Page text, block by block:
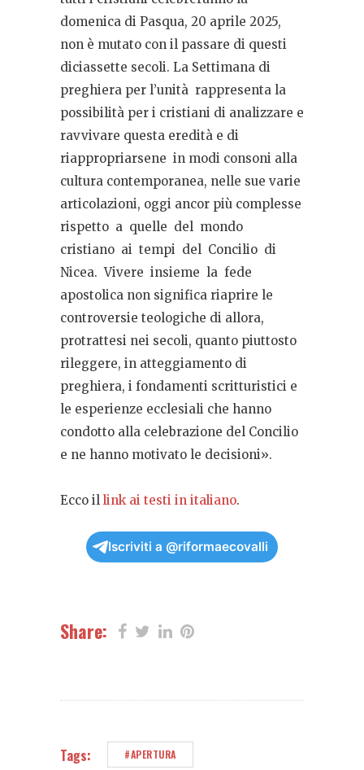
domenica di Pasqua, 20 aprile 2025,
non è mutato con il passare di questi
diciassette secoli. La Settimana di
preghiera per l’unità rappresenta la
possibilità per i cristiani di analizzare e
ravvivare questa eredità e di
riappropriarsene in modi consoni alla
cultura contemporanea, nelle sue varie
articolazioni, oggi ancor più complesse
rispetto a quelle del mondo
cristiano ai tempi del Concilio di
Nicea. Vivere insieme la fede
apostolica non significa riaprire le
controversie teologiche di allora,
protrattesi nei secoli, quanto piuttosto
rileggere, in atteggiamento di
preghiera, i fondamenti scritturistici e
le esperienze ecclesiali che hanno
condotto alla celebrazione del Concilio
e ne hanno motivato le decisioni».
Ecco il link ai testi in italiano.
Iscriviti a @riformaecovalli
Share:
Tags: #APERTURA